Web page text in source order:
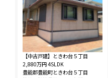
【中古戸建】ときわ台５丁目
2,880万円4SLDK
豊能郡豊能町ときわ台５丁目